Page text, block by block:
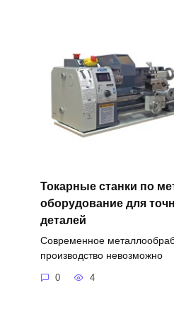
Токарные станки по
оборудование для
деталей
Современное
производство невозможно
0 4